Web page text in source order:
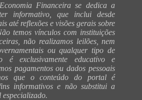
Financeira se dedica a
informativo, que inclui desde
até reflexões e visões gerais sobre
temos vínculos com instituições
não realizamos leilões, nem
ou qualquer tipo de
é exclusivamente educativo e
pagamentos ou dados pessoais
que o conteúdo do portal é
informativos e não substitui a